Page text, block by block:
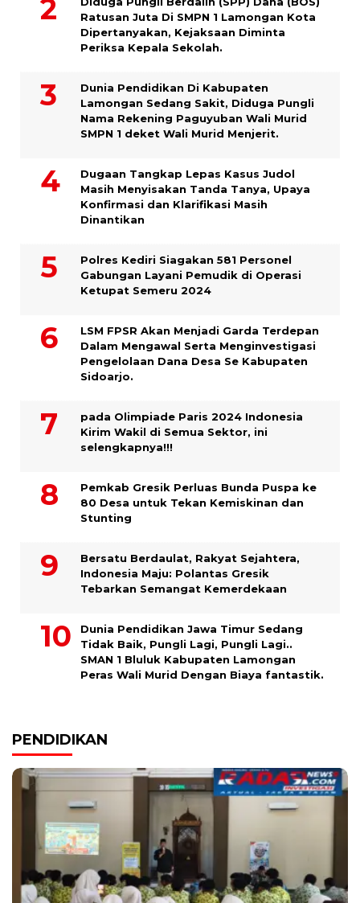
Ratusan Juta Di SMPN 1 Lamongan Kota
Dipertanyakan, Kejaksaan Diminta
Periksa Kepala Sekolah.
Dunia Pendidikan Di Kabupaten
Lamongan Sedang Sakit, Diduga Pungli
Nama Rekening Paguyuban Wali Murid
SMPN 1 deket Wali Murid Menjerit.
Dugaan Tangkap Lepas Kasus Judol
Masih Menyisakan Tanda Tanya, Upaya
Konfirmasi dan Klarifikasi Masih
Dinantikan
Polres Kediri Siagakan 581 Personel
Gabungan Layani Pemudik di Operasi
Ketupat Semeru 2024
LSM FPSR Akan Menjadi Garda Terdepan
Dalam Mengawal Serta Menginvestigasi
Pengelolaan Dana Desa Se Kabupaten
Sidoarjo.
pada Olimpiade Paris 2024 Indonesia
Kirim Wakil di Semua Sektor, ini
selengkapnya!!!
Pemkab Gresik Perluas Bunda Puspa ke
80 Desa untuk Tekan Kemiskinan dan
Stunting
Bersatu Berdaulat, Rakyat Sejahtera,
Indonesia Maju: Polantas Gresik
Tebarkan Semangat Kemerdekaan
Dunia Pendidikan Jawa Timur Sedang
Tidak Baik, Pungli Lagi, Pungli Lagi..
SMAN 1 Bluluk Kabupaten Lamongan
Peras Wali Murid Dengan Biaya fantastik.
PENDIDIKAN